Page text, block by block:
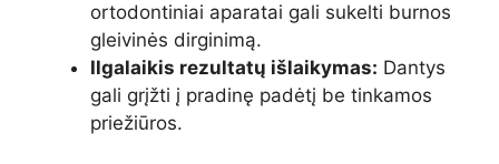
ortodontiniai aparatai gali sukelti burnos
gleivinės dirginimą.
Ilgalaikis rezultatų išlaikymas: Dantys
gali grįžti į pradinę padėtį be tinkamos
priežiūros.